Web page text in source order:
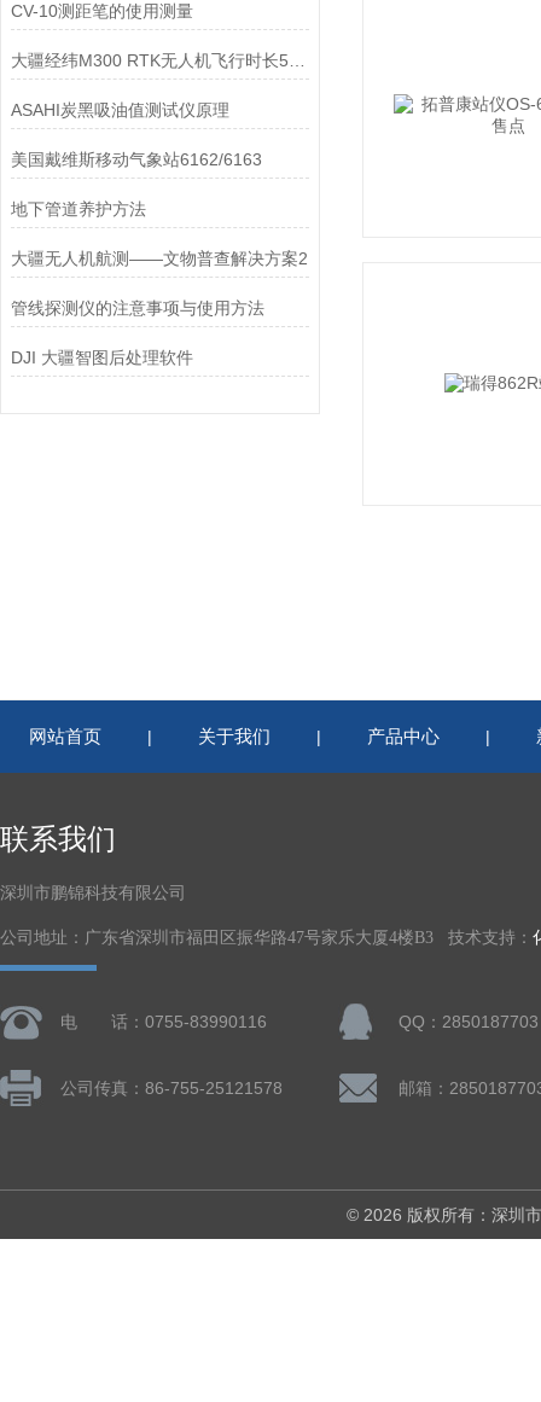
CV-10测距笔的使用测量
ASAHI炭黑吸油值测试仪原理
美国戴维斯移动气象站6162/6163
地下管道养护方法
大疆无人机航测——文物普查解决方案2
管线探测仪的注意事项与使用方法
DJI 大疆智图后处理软件
网站首页 | 关于我们 | 产品中心 |
联系我们
深圳市鹏锦科技有限公司
公司地址：广东省深圳市福田区振华路47号家乐大厦4楼B3 技术支持：
电 话：0755-83990116 QQ：2850187703
公司传真：86-755-25121578 邮箱：
© 2026 版权所有：深圳